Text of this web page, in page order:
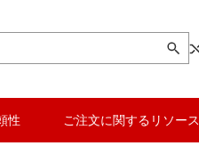
性 ご注文に関するリソース